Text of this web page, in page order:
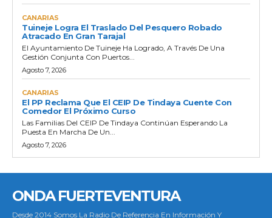
CANARIAS
Tuineje Logra El Traslado Del Pesquero Robado
Atracado En Gran Tarajal
El Ayuntamiento De Tuineje Ha Logrado, A Través De Una
Gestión Conjunta Con Puertos...
Agosto 7, 2026
CANARIAS
El PP Reclama Que El CEIP De Tindaya Cuente Con
Comedor El Próximo Curso
Las Familias Del CEIP De Tindaya Continúan Esperando La
Puesta En Marcha De Un...
Agosto 7, 2026
ONDA FUERTEVENTURA
Desde 2014 Somos La Radio De Referencia En Información Y